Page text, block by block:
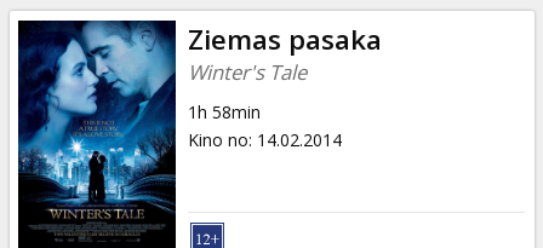
Ziņas
Dāvanu
kartes
Uzkodas
Ziemas pasaka
Winter's Tale
1h 58min
Kino no: 14.02.2014